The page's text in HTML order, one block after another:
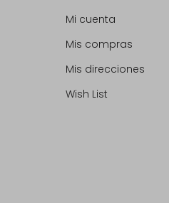
Mi cuenta
Mis compras
Mis direcciones
Wish List